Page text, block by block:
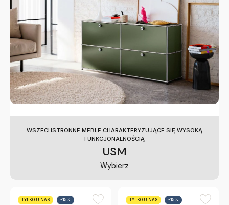
WSZECHSTRONNE MEBLE CHARAKTERYZUJĄCE SIĘ WYSOKĄ
FUNKCJONALNOŚCIĄ
USM
Wybierz
TYLKO U NAS -15% TYLKO U NAS -15%